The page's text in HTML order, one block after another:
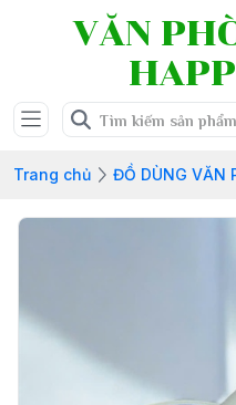
VĂN
Trang chủ ĐỒ DÙNG VĂN